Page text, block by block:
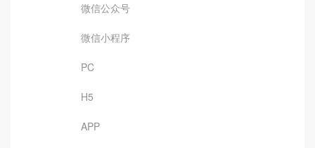
微信公众号
微信小程序
PC
H5
APP